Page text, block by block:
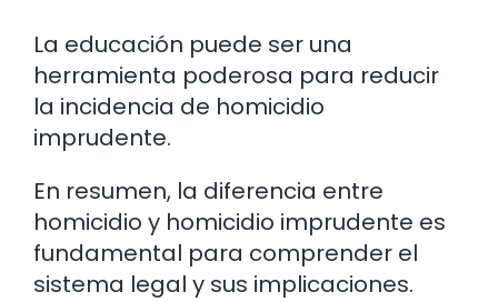
La educación puede ser una
herramienta poderosa para reducir
la incidencia de homicidio
imprudente.
En resumen, la diferencia entre
homicidio y homicidio imprudente es
fundamental para comprender el
sistema legal y sus implicaciones.